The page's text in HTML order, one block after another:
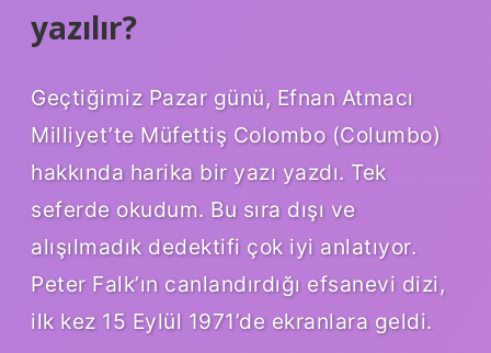
yazılır?
Geçtiğimiz Pazar günü, Efnan Atmacı
Milliyet’te Müfettiş Colombo (Columbo)
hakkında harika bir yazı yazdı. Tek
seferde okudum. Bu sıra dışı ve
alışılmadık dedektifi çok iyi anlatıyor.
Peter Falk’ın canlandırdığı efsanevi dizi,
ilk kez 15 Eylül 1971’de ekranlara geldi.